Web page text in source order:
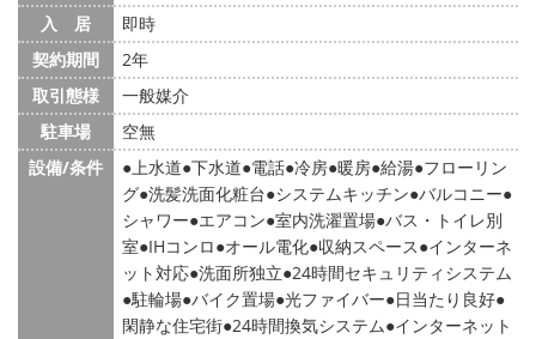
入 居
即時
契約期間
2年
取引態様
一般媒介
駐車場
空無
設備/条件
上水道 下水道 電話 冷房 暖房 給湯 フローリン
グ 洗髪洗面化粧台 システムキッチン バルコニー
シャワー エアコン 室内洗濯置場 バス・トイレ別
室 IHコンロ オール電化 収納スペース インターネ
ット対応 洗面所独立 24時間セキュリティシステム
駐輪場 バイク置場 光ファイバー 日当たり良好
閑静な住宅街 24時間換気システム インターネット